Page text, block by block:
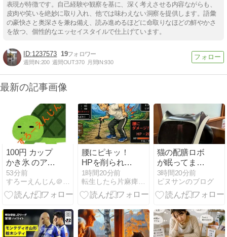
表現が特徴です。自己経験や観察を基に、深く考えさせる内容ながらも、
皮肉や笑いを絶妙に取り入れ、他では味わえない洞察を提供します。語彙
の豪快さと奥深さを兼ね備え、読み進めるほどに命取りなほどの鮮やかさ
を放つ、個性的なエッセイスタイルで仕上げています。
1237573 19
週間IN:200 週間OUT:370 月間IN:930
最新の記事画像
100円 カップ
かき氷 のアイ
スはなぜ丸く
て、なぜ混ざ
らないのか
53分前
すろーえんじん＠らんだむ
腰にピキッ！
HPを削られる
片麻痺生活
1時間20分前
転生したら片麻痺だった件
猫の配膳ロボ
が眠ってまし
た
3時間20分前
ピヌサンのブログ